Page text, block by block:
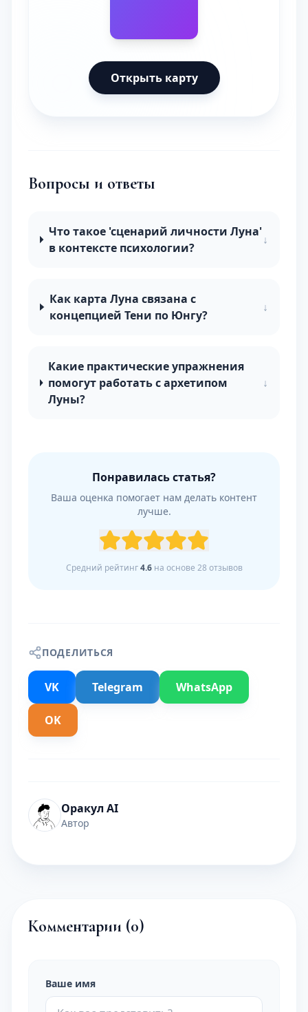
Открыть карту
Вопросы и ответы
Что такое 'сценарий личности Луна'
в контексте психологии?
↓
Как карта Луна связана с
концепцией Тени по Юнгу?
↓
Какие практические упражнения
помогут работать с архетипом
Луны?
↓
Понравилась статья?
Ваша оценка помогает нам делать контент
лучше.
Средний рейтинг4.6на основе 28 отзывов
ПОДЕЛИТЬСЯ
VK Telegram WhatsApp
OK
Оракул AI
Автор
Комментарии (0)
Ваше имя